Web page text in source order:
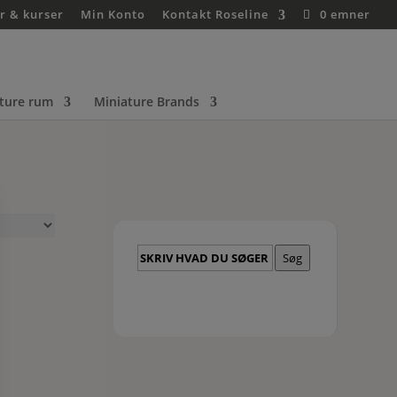
& kurser Min Konto Kontakt Roseline 0 emner
rum Miniature Brands
Skriv
hvad
Søg